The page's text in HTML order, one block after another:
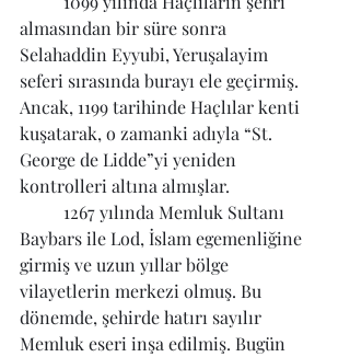
almasından bir süre sonra
Selahaddin Eyyubi, Yeruşalayim
seferi sırasında burayı ele geçirmiş.
Ancak, 1199 tarihinde Haçlılar kenti
kuşatarak, o zamanki adıyla “St.
George de Lidde”yi yeniden
kontrolleri altına almışlar.
Baybars ile Lod, İslam egemenliğine
girmiş ve uzun yıllar bölge
vilayetlerin merkezi olmuş. Bu
dönemde, şehirde hatırı sayılır
Memluk eseri inşa edilmiş. Bugün